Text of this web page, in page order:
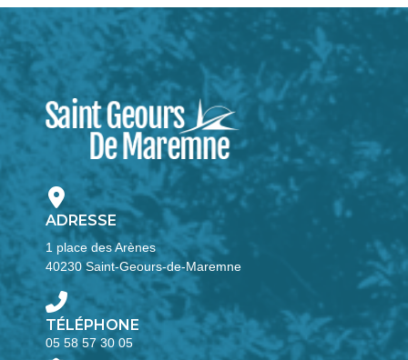
ADRESSE
1 place des Arènes
40230 Saint-Geours-de-Maremne
TÉLÉPHONE
05 58 57 30 05